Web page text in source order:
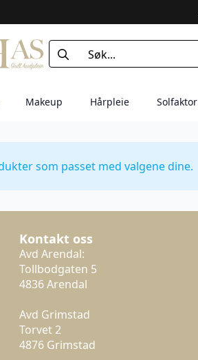
Search
for:
Makeup Hårpleie Solfaktor
som passet med valgene dine.
Kontakt oss
Avd Arendal:
Tollbodgaten 5
4836 Arendal
Avd Grimstad
Torvet 2
4876 Grimstad